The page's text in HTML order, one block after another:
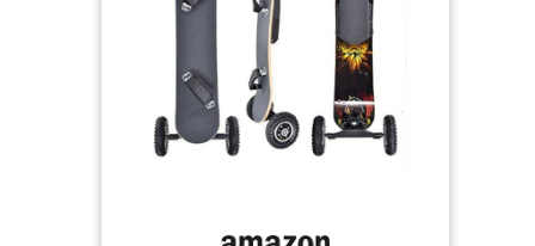
télécommande pour tous les niveaux STABILITÉ ET
CONFORT DE CONDUITE: Le plateau longboard
robuste supporte jusqu'à 150 kg (330 lb) et offre
une excellente stabilité. Ce skateboard électrique
ville assure une conduite fluide et sécurisante sur
différents types de routes urbaines